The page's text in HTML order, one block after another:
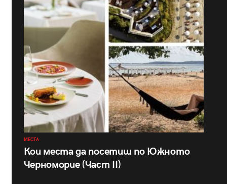
МЕСТА
Кои места да посетиш по Южното
Черноморие (Част II)